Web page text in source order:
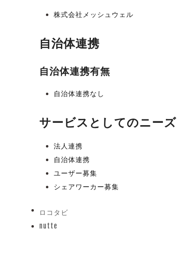
株式会社メッシュウェル
自治体連携
自治体連携有無
自治体連携なし
サービスとしてのニーズ
法人連携
自治体連携
ユーザー募集
シェアワーカー募集
previous
ロコタビ
nutte